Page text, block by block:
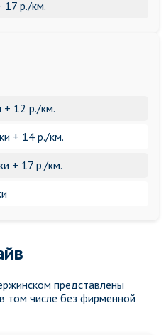
17 р./км.
+ 12 р./км.
+ 14 р./км.
+ 17 р./км.
представлены
том числе без фирменной